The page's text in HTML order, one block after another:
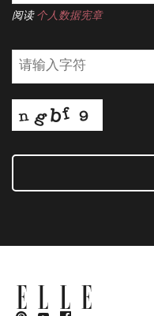
阅读 个人数据宪章